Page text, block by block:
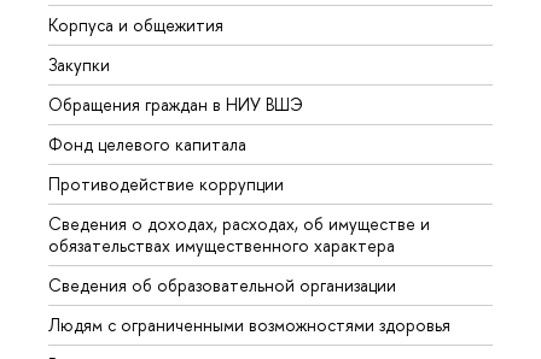
Корпуса и общежития
Закупки
Обращения граждан в НИУ ВШЭ
Фонд целевого капитала
Противодействие коррупции
Сведения о доходах, расходах, об имуществе и
обязательствах имущественного характера
Сведения об образовательной организации
Людям с ограниченными возможностями здоровья